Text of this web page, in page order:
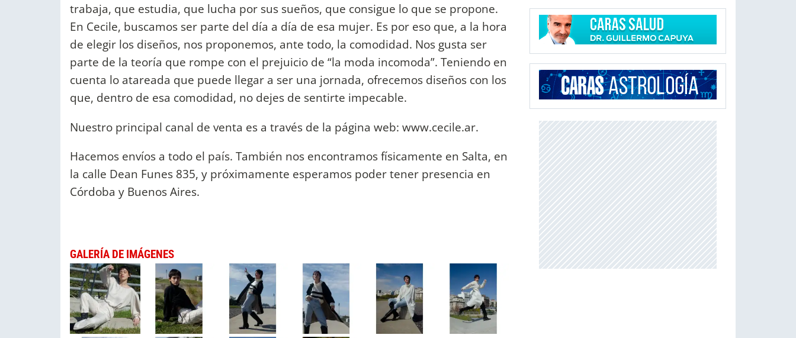
trabaja, que estudia, que lucha por sus sueños, que consigue lo que se propone.
En Cecile, buscamos ser parte del día a día de esa mujer. Es por eso que, a la hora
de elegir los diseños, nos proponemos, ante todo, la comodidad. Nos gusta ser
parte de la teoría que rompe con el prejuicio de “la moda incomoda”. Teniendo en
cuenta lo atareada que puede llegar a ser una jornada, ofrecemos diseños con los
que, dentro de esa comodidad, no dejes de sentirte impecable.
Nuestro principal canal de venta es a través de la página web: www.cecile.ar.
Hacemos envíos a todo el país. También nos encontramos físicamente en Salta, en
la calle Dean Funes 835, y próximamente esperamos poder tener presencia en
Córdoba y Buenos Aires.
GALERÍA DE IMÁGENES